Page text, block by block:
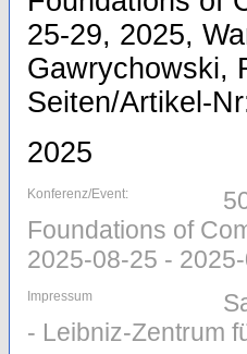
25-29, 2025,
Gawrychowski,
Seiten/Artikel-
2025
Konferenz/Event:
Foundations of
2025-08-25 -
Impressum
- Leibniz-Zentrum